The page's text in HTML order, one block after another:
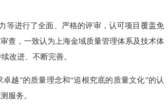
进行了全面、严格的评审，认可项目覆盖免
查，一致认为上海金域质量管理体系及技术体
改进、不断完善。
越”的质量理念和“追根究底的质量文化”的认
服务。